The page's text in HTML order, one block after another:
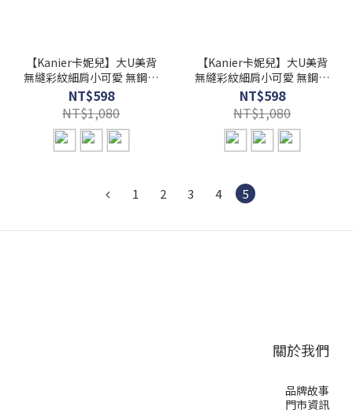
【Kanier卡妮兒】大U美背
無縫彩紋細肩小可愛 無鋼圈
內衣【 5013 灰色 -M / L / XL
/ Q 】
NT$598
NT$1,080
【Kanier卡妮兒】大U美背
無縫彩紋細肩小可愛 無鋼圈
內衣【 5013 黑色 -M / L / XL
/ Q 】
NT$598
NT$1,080
1 2 3 4 5
關於我們
品牌故事
門市資訊